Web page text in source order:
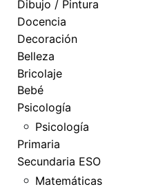
Dibujo / Pintura
Docencia
Decoración
Belleza
Bricolaje
Bebé
Psicología
Psicología
Primaria
Secundaria ESO
Matemáticas